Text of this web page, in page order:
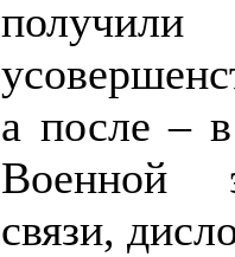
а после –
Военной
связи,